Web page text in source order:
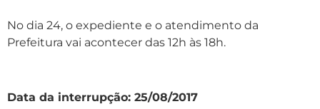
No dia 24, o expediente e o atendimento da
Prefeitura vai acontecer das 12h às 18h.
Data da interrupção: 25/08/2017